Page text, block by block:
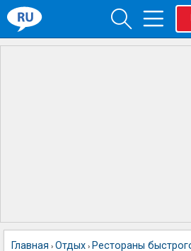
Главная › Отдых › Рестораны